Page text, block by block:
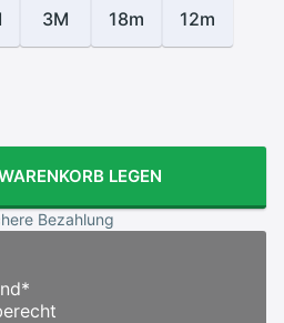
3M 18m 12m
LEGEN
Bezahlung
*